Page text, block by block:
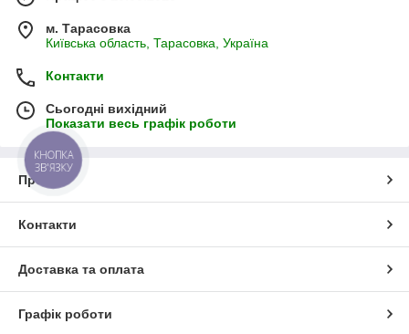
м. Тарасовка
Київська область, Тарасовка, Україна
Контакти
Сьогодні вихідний
Показати весь графік роботи
Про нас
Контакти
Доставка та оплата
Графік роботи
КНОПКА
ЗВ'ЯЗКУ